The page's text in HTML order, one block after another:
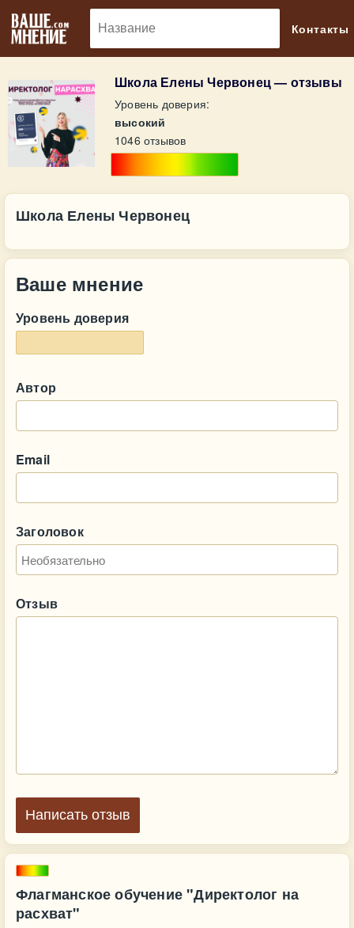
Контакты
Школа Елены Червонец — отзывы
Уровень доверия:
высокий
1046 отзывов
Флагманское обучение "Директолог на
расхват"
Школа Елены Червонец
Ваше мнение
Уровень доверия
Автор
Email
Заголовок
Отзыв
Написать отзыв